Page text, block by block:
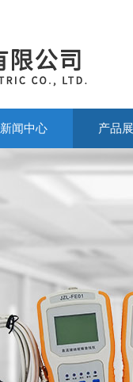
新闻中心 产品